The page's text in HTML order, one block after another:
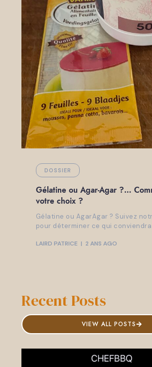
DOSSIER
Gélatine ou Agar-Agar ?…
votre choix ?
Gélatine ou AgarAgar ? Suivez
pour déterminer ce qui conviendra
LAIRD PATRICE 2 ANS AGO
Recent Posts
VIEW ALL POSTS